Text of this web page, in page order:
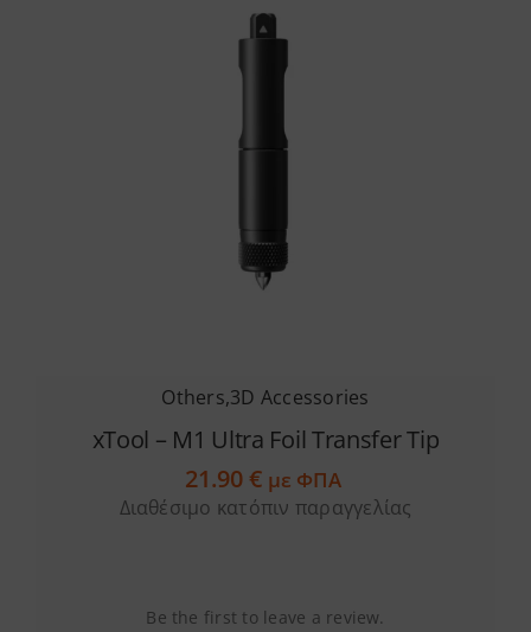
Others,3D Accessories
xTool – M1 Ultra Foil Transfer Tip
21.90€ με ΦΠΑ
Διαθέσιμο κατόπιν παραγγελίας
Be the first to leave a review.